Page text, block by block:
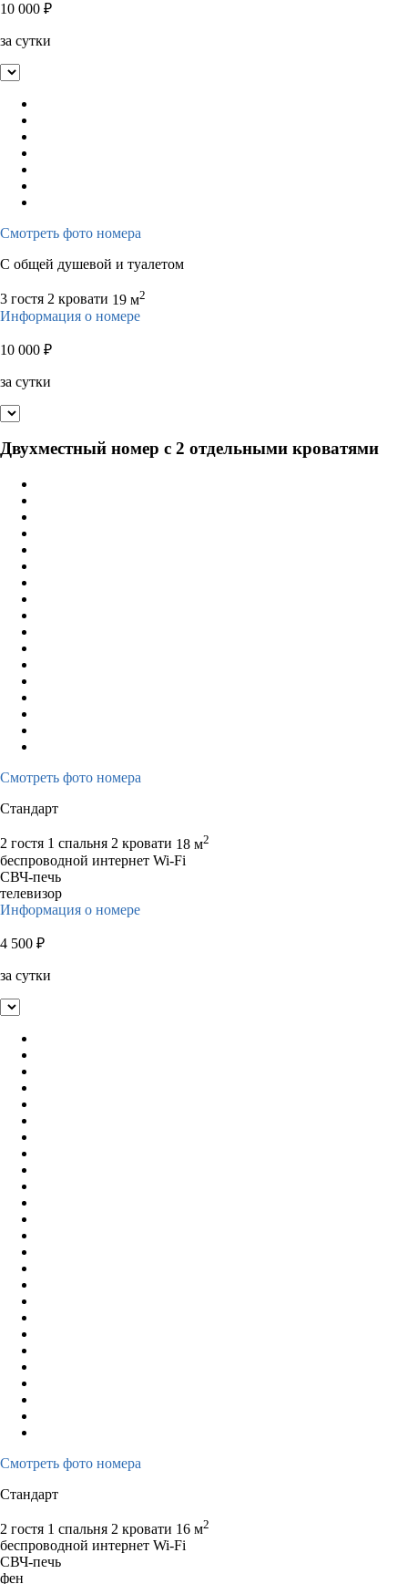
10 000 ₽
за сутки
Смотреть фото номера
С общей душевой и туалетом
3 гостя 2 кровати 19 м2
Информация о номере
10 000 ₽
за сутки
Двухместный номер с 2 отдельными кроватями
Смотреть фото номера
Стандарт
2 гостя 1 спальня 2 кровати 18 м2
беспроводной интернет Wi-Fi
СВЧ-печь
телевизор
Информация о номере
4 500 ₽
за сутки
Смотреть фото номера
Стандарт
2 гостя 1 спальня 2 кровати 16 м2
беспроводной интернет Wi-Fi
СВЧ-печь
фен